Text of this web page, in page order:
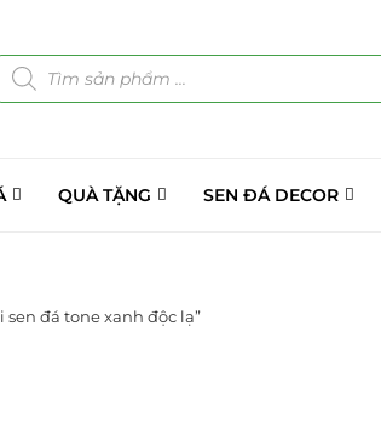
QUÀ TẶNG SEN ĐÁ DECOR
đá tone xanh độc lạ”